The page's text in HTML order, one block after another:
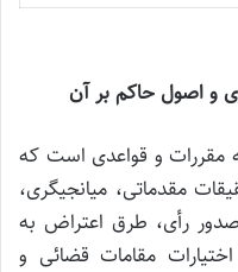
و اصول حاکم بر آن
مقررات و قواعدی است که
مقدماتی، میانجیگری،
رأی، طرق اعتراض به
مقامات قضائی و